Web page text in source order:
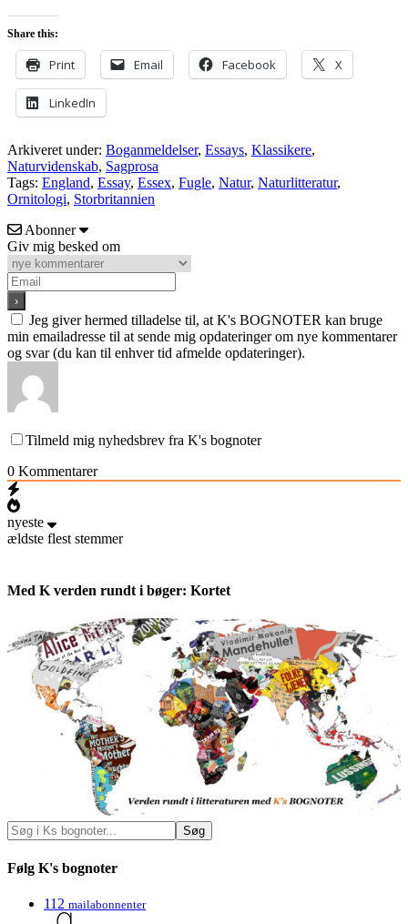
Share this:
Print Email Facebook X
LinkedIn
Arkiveret under: Boganmeldelser, Essays, Klassikere,
Naturvidenskab, Sagprosa
Tags: England, Essay, Essex, Fugle, Natur, Naturlitteratur,
Ornitologi, Storbritannien
Abonner
Giv mig besked om
Jeg giver hermed tilladelse til, at K's BOGNOTER kan bruge
min emailadresse til at sende mig opdateringer om nye kommentarer
og svar (du kan til enhver tid afmelde opdateringer).
Tilmeld mig nyhedsbrev fra K's bognoter
0 Kommentarer
nyeste
ældste flest stemmer
Med K verden rundt i bøger: Kortet
Følg K's bognoter
112 mailabonnenter